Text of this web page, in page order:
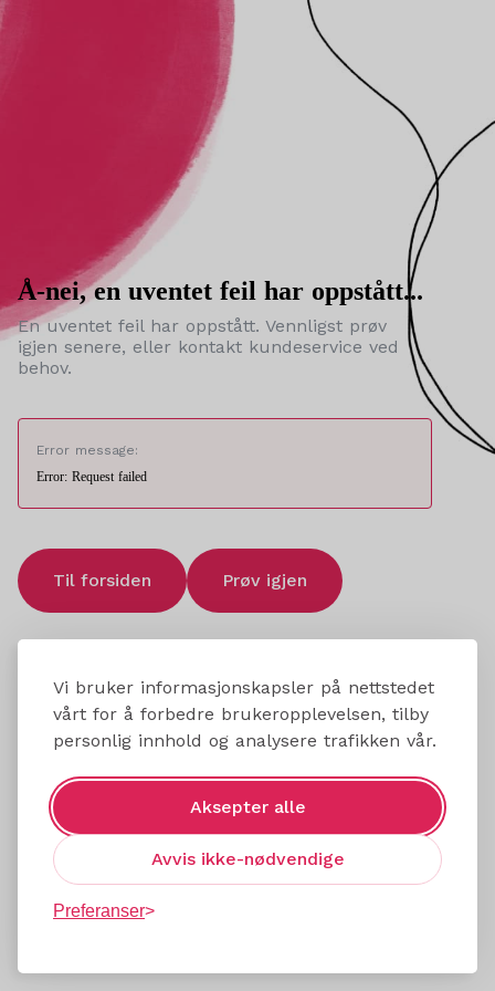
Vi bruker informasjonskapsler på nettstedet
vårt for å forbedre brukeropplevelsen, tilby
personlig innhold og analysere trafikken vår.
Aksepter alle
Avvis ikke-nødvendige
Preferanser
Å-nei, en uventet feil har oppstått...
En uventet feil har oppstått. Vennligst prøv
igjen senere, eller kontakt kundeservice ved
behov.
Error message:
Error: Request failed
Til forsiden Prøv igjen